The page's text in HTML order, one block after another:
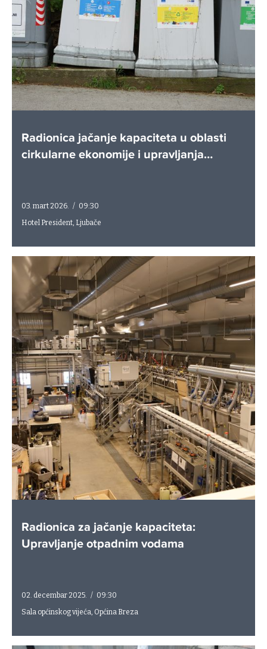
Radionica jačanje kapaciteta u oblasti
cirkularne ekonomije i upravljanja
03. mart 2026. / 09:30
Hotel President, Ljubače
Radionica za jačanje kapaciteta:
Upravljanje otpadnim vodama
02. decembar 2025. / 09:30
Sala općinskog vijeća, Općina Breza